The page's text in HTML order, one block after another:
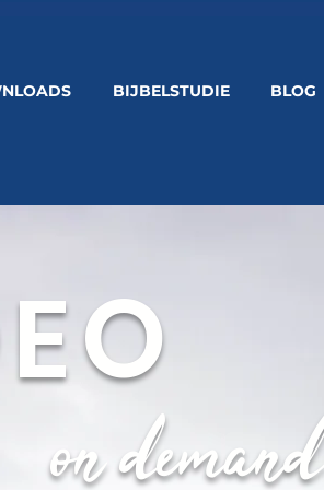
BIJBELSTUDIE BLOG
on demand